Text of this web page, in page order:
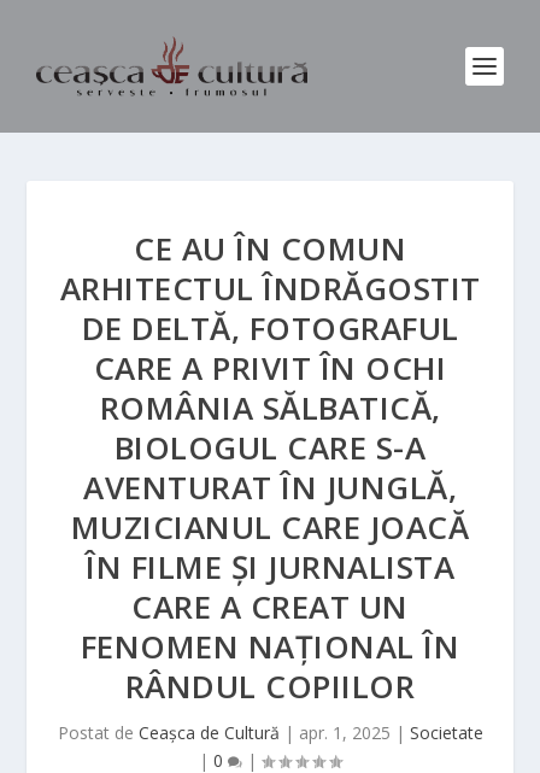
CE AU ÎN COMUN
ARHITECTUL ÎNDRĂGOSTIT
DE DELTĂ, FOTOGRAFUL
CARE A PRIVIT ÎN OCHI
ROMÂNIA SĂLBATICĂ,
BIOLOGUL CARE S-A
AVENTURAT ÎN JUNGLĂ,
MUZICIANUL CARE JOACĂ
ÎN FILME ȘI JURNALISTA
CARE A CREAT UN
FENOMEN NAȚIONAL ÎN
RÂNDUL COPIILOR
Postat de Ceașca de Cultură | apr. 1, 2025 | Societate
| 0 |